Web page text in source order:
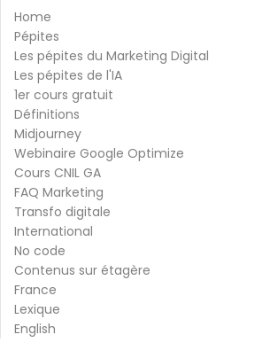
Home
Pépites
Les pépites du Marketing Digital
Les pépites de l'IA
1er cours gratuit
Définitions
Midjourney
Webinaire Google Optimize
Cours CNIL GA
FAQ Marketing
Transfo digitale
International
No code
Contenus sur étagère
France
Lexique
English